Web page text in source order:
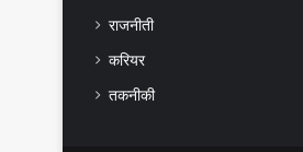
राजनीती
करियर
तकनीकी